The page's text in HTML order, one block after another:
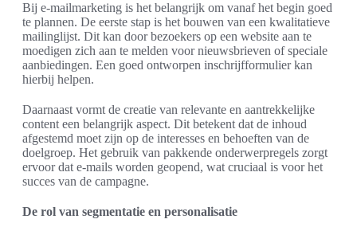
Bij e-mailmarketing is het belangrijk om vanaf het begin goed
te plannen. De eerste stap is het bouwen van een kwalitatieve
mailinglijst. Dit kan door bezoekers op een website aan te
moedigen zich aan te melden voor nieuwsbrieven of speciale
aanbiedingen. Een goed ontworpen inschrijfformulier kan
hierbij helpen.
Daarnaast vormt de creatie van relevante en aantrekkelijke
content een belangrijk aspect. Dit betekent dat de inhoud
afgestemd moet zijn op de interesses en behoeften van de
doelgroep. Het gebruik van pakkende onderwerpregels zorgt
ervoor dat e-mails worden geopend, wat cruciaal is voor het
succes van de campagne.
De rol van segmentatie en personalisatie